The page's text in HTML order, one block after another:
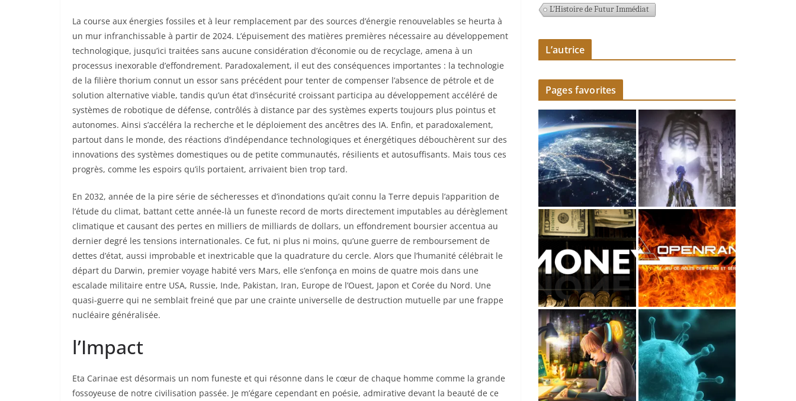
La course aux énergies fossiles et à leur remplacement par des sources d’énergie renouvelables se heurta à
un mur infranchissable à partir de 2024. L’épuisement des matières premières nécessaire au développement
technologique, jusqu’ici traitées sans aucune considération d’économie ou de recyclage, amena à un
processus inexorable d’effondrement. Paradoxalement, il eut des conséquences importantes : la technologie
de la filière thorium connut un essor sans précédent pour tenter de compenser l’absence de pétrole et de
solution alternative viable, tandis qu’un état d’insécurité croissant participa au développement accéléré de
systèmes de robotique de défense, contrôlés à distance par des systèmes experts toujours plus pointus et
autonomes. Ainsi s’accéléra la recherche et le déploiement des ancêtres des IA. Enfin, et paradoxalement,
partout dans le monde, des réactions d’indépendance technologiques et énergétiques débouchèrent sur des
innovations des systèmes domestiques ou de petite communautés, résilients et autosuffisants. Mais tous ces
progrès, comme les espoirs qu’ils portaient, arrivaient bien trop tard.
En 2032, année de la pire série de sécheresses et d’inondations qu’ait connu la Terre depuis l’apparition de
l’étude du climat, battant cette année-là un funeste record de morts directement imputables au dérèglement
climatique et causant des pertes en milliers de milliards de dollars, un effondrement boursier accentua au
dernier degré les tensions internationales. Ce fut, ni plus ni moins, qu’une guerre de remboursement de
dettes d’état, aussi improbable et inextricable que la quadrature du cercle. Alors que l’humanité célébrait le
départ du Darwin, premier voyage habité vers Mars, elle s’enfonça en moins de quatre mois dans une
escalade militaire entre USA, Russie, Inde, Pakistan, Iran, Europe de l’Ouest, Japon et Corée du Nord. Une
quasi-guerre qui ne semblait freiné que par une crainte universelle de destruction mutuelle par une frappe
nucléaire généralisée.
l’Impact
Eta Carinae est désormais un nom funeste et qui résonne dans le cœur de chaque homme comme la grande
fossoyeuse de notre civilisation passée. Je m’égare cependant en poésie, admirative devant la beauté de ce
L'Histoire de Futur Immédiat
L’autrice
Pages favorites